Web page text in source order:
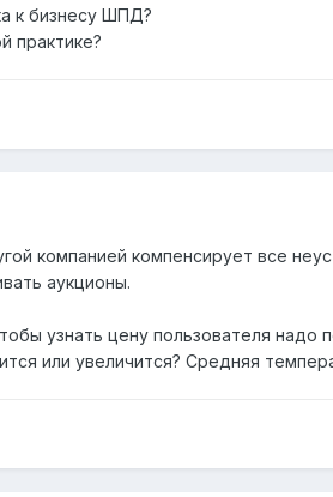
к бизнесу ШПД?
практике?
компанией компенсирует все
аукционы.
узнать цену пользователя надо
или увеличится? Средняя